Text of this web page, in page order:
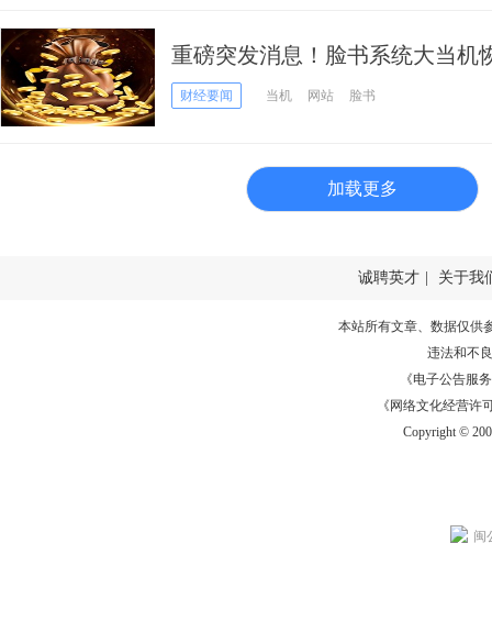
重磅突发消息！脸书系统大当机
公开致歉 扎克伯格财富蒸发60亿
财经要闻 当机 网站 脸书
加载更多
诚聘英才 关于我
本站所有文章、数据仅供
违法和不
《电子公告服务
《网络文化经营许
Copyright ©
闽